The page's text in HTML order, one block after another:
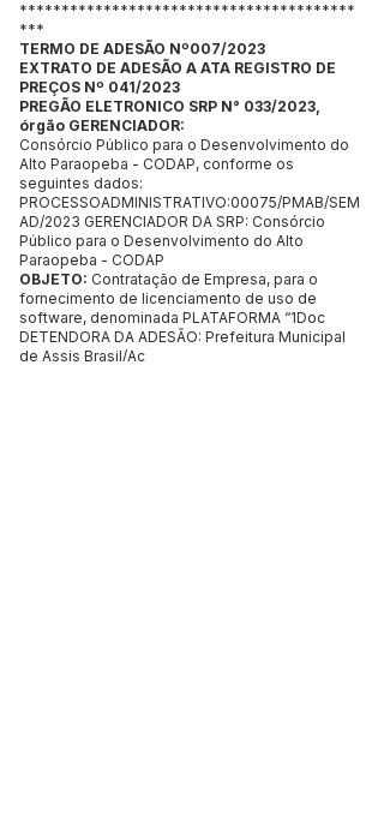
****************************************
***
TERMO DE ADESÃO Nº007/2023
EXTRATO DE ADESÃO A ATA REGISTRO DE
PREÇOS Nº 041/2023
PREGÃO ELETRONICO SRP N° 033/2023,
órgão GERENCIADOR:
Consórcio Público para o Desenvolvimento do
Alto Paraopeba - CODAP, conforme os
seguintes dados:
PROCESSOADMINISTRATIVO:00075/PMAB/SEM
AD/2023 GERENCIADOR DA SRP: Consórcio
Público para o Desenvolvimento do Alto
Paraopeba - CODAP
OBJETO: Contratação de Empresa, para o
fornecimento de licenciamento de uso de
software, denominada PLATAFORMA “1Doc
DETENDORA DA ADESÃO: Prefeitura Municipal
de Assis Brasil/Ac